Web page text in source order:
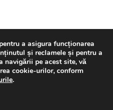
General, Banca
nu apare direct în
a asigura funcționarea
și reclamele și pentru a
navigării pe acest site, vă
cookie-urilor, conform
.